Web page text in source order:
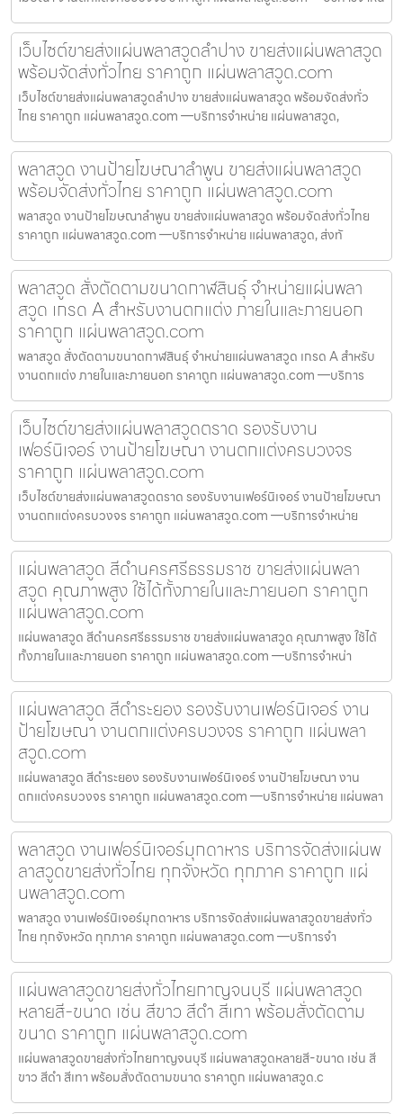
เว็บไซต์ขายส่งแผ่นพลาสวูดลำปาง ขายส่งแผ่นพลาสวูด
พร้อมจัดส่งทั่วไทย ราคาถูก แผ่นพลาสวูด.com
เว็บไซต์ขายส่งแผ่นพลาสวูดลำปาง ขายส่งแผ่นพลาสวูด พร้อมจัดส่งทั่ว
ไทย ราคาถูก แผ่นพลาสวูด.com —บริการจำหน่าย แผ่นพลาสวูด,
พลาสวูด งานป้ายโฆษณาลำพูน ขายส่งแผ่นพลาสวูด
พร้อมจัดส่งทั่วไทย ราคาถูก แผ่นพลาสวูด.com
พลาสวูด งานป้ายโฆษณาลำพูน ขายส่งแผ่นพลาสวูด พร้อมจัดส่งทั่วไทย
ราคาถูก แผ่นพลาสวูด.com —บริการจำหน่าย แผ่นพลาสวูด, ส่งทั
พลาสวูด สั่งตัดตามขนาดกาฬสินธุ์ จำหน่ายแผ่นพลา
สวูด เกรด A สำหรับงานตกแต่ง ภายในและภายนอก
ราคาถูก แผ่นพลาสวูด.com
พลาสวูด สั่งตัดตามขนาดกาฬสินธุ์ จำหน่ายแผ่นพลาสวูด เกรด A สำหรับ
งานตกแต่ง ภายในและภายนอก ราคาถูก แผ่นพลาสวูด.com —บริการ
เว็บไซต์ขายส่งแผ่นพลาสวูดตราด รองรับงาน
เฟอร์นิเจอร์ งานป้ายโฆษณา งานตกแต่งครบวงจร
ราคาถูก แผ่นพลาสวูด.com
เว็บไซต์ขายส่งแผ่นพลาสวูดตราด รองรับงานเฟอร์นิเจอร์ งานป้ายโฆษณา
งานตกแต่งครบวงจร ราคาถูก แผ่นพลาสวูด.com —บริการจำหน่าย
แผ่นพลาสวูด สีดำนครศรีธรรมราช ขายส่งแผ่นพลา
สวูด คุณภาพสูง ใช้ได้ทั้งภายในและภายนอก ราคาถูก
แผ่นพลาสวูด.com
แผ่นพลาสวูด สีดำนครศรีธรรมราช ขายส่งแผ่นพลาสวูด คุณภาพสูง ใช้ได้
ทั้งภายในและภายนอก ราคาถูก แผ่นพลาสวูด.com —บริการจำหน่า
แผ่นพลาสวูด สีดำระยอง รองรับงานเฟอร์นิเจอร์ งาน
ป้ายโฆษณา งานตกแต่งครบวงจร ราคาถูก แผ่นพลา
สวูด.com
แผ่นพลาสวูด สีดำระยอง รองรับงานเฟอร์นิเจอร์ งานป้ายโฆษณา งาน
ตกแต่งครบวงจร ราคาถูก แผ่นพลาสวูด.com —บริการจำหน่าย แผ่นพลา
พลาสวูด งานเฟอร์นิเจอร์มุกดาหาร บริการจัดส่งแผ่นพ
ลาสวูดขายส่งทั่วไทย ทุกจังหวัด ทุกภาค ราคาถูก แผ่
นพลาสวูด.com
พลาสวูด งานเฟอร์นิเจอร์มุกดาหาร บริการจัดส่งแผ่นพลาสวูดขายส่งทั่ว
ไทย ทุกจังหวัด ทุกภาค ราคาถูก แผ่นพลาสวูด.com —บริการจำ
แผ่นพลาสวูดขายส่งทั่วไทยกาญจนบุรี แผ่นพลาสวูด
หลายสี-ขนาด เช่น สีขาว สีดำ สีเทา พร้อมสั่งตัดตาม
ขนาด ราคาถูก แผ่นพลาสวูด.com
แผ่นพลาสวูดขายส่งทั่วไทยกาญจนบุรี แผ่นพลาสวูดหลายสี-ขนาด เช่น สี
ขาว สีดำ สีเทา พร้อมสั่งตัดตามขนาด ราคาถูก แผ่นพลาสวูด.c